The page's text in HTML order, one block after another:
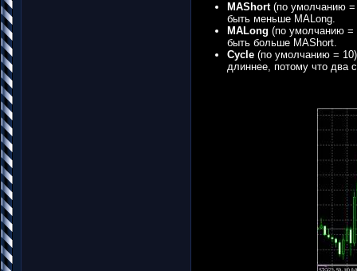
MAShort(по умолчанию =
быть меньше MALong.
MALong (по умолчанию =
быть больше MAShort.
Cycle (по умолчанию =
длиннее, потому что два